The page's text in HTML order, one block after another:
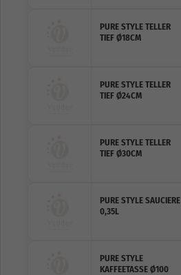
PURE STYLE TELLER
TIEF Ø18CM
PURE STYLE TELLER
TIEF Ø24CM
PURE STYLE TELLER
TIEF Ø30CM
PURE STYLE SAUCIERE
0,35L
PURE STYLE
KAFFEETASSE Ø100